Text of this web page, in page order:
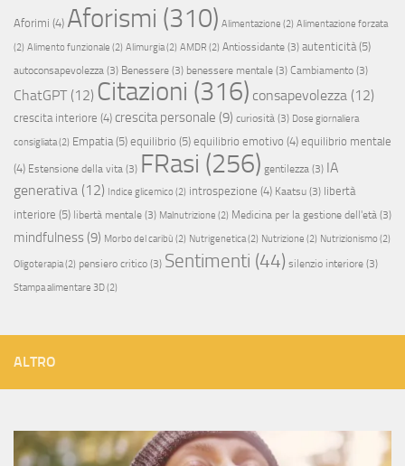
Aforimi (4) Aforismi (310) Alimentazione (2) Alimentazione forzata
(2) Alimento funzionale (2) Alimurgia(2) AMDR (2) Antiossidante (3) autenticità(5)
autoconsapevolezza (3) Benessere (3) benessere mentale (3) Cambiamento (3)
ChatGPT(12) Citazioni (316) consapevolezza (12)
crescita interiore (4) crescita personale (9) curiosità (3) Dose giornaliera
consigliata(2) Empatia(5) equilibrio (5) equilibrio emotivo (4) equilibrio mentale
(4) Estensione della vita (3) FRasi (256) gentilezza (3) IA
generativa (12) Indice glicemico (2) introspezione (4) Kaatsu (3) libertà
interiore (5) libertà mentale (3) Malnutrizione (2) Medicina per la gestione dell'età (3)
mindfulness (9) Morbo del caribù (2) Nutrigenetica(2) Nutrizione (2) Nutrizionismo (2)
Oligoterapia(2) pensiero critico (3) Sentimenti (44) silenzio interiore (3)
Stampa alimentare 3D(2)
ALTRO